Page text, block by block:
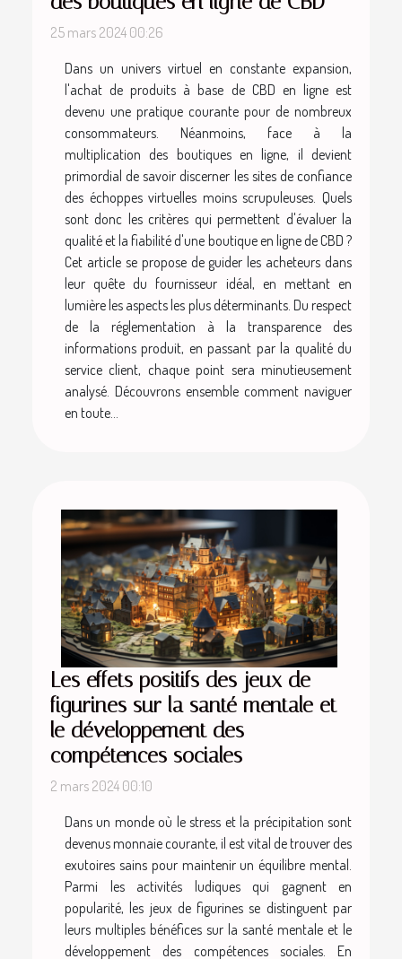
25 mars 2024 00:26
Dans un univers virtuel en constante expansion,
l'achat de produits à base de CBD en ligne est
devenu une pratique courante pour de nombreux
consommateurs. Néanmoins, face à la
multiplication des boutiques en ligne, il devient
primordial de savoir discerner les sites de confiance
des échoppes virtuelles moins scrupuleuses. Quels
sont donc les critères qui permettent d'évaluer la
qualité et la fiabilité d'une boutique en ligne de CBD ?
Cet article se propose de guider les acheteurs dans
leur quête du fournisseur idéal, en mettant en
lumière les aspects les plus déterminants. Du respect
de la réglementation à la transparence des
informations produit, en passant par la qualité du
service client, chaque point sera minutieusement
analysé. Découvrons ensemble comment naviguer
en toute...
Les effets positifs des jeux de
figurines sur la santé mentale et
le développement des
compétences sociales
2 mars 2024 00:10
Dans un monde où le stress et la précipitation sont
devenus monnaie courante, il est vital de trouver des
exutoires sains pour maintenir un équilibre mental.
Parmi les activités ludiques qui gagnent en
popularité, les jeux de figurines se distinguent par
leurs multiples bénéfices sur la santé mentale et le
développement des compétences sociales. En